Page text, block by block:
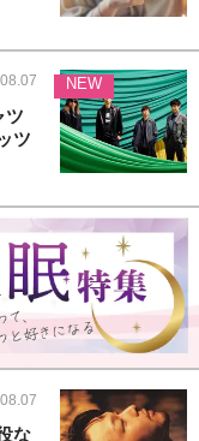
ツ
ツ
NEW
な